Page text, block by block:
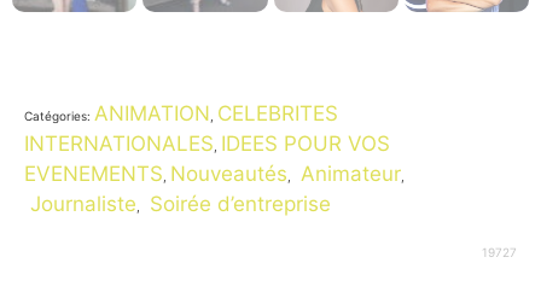
Catégories: ANIMATION CELEBRITES
INTERNATIONALES IDEES POUR VOS
EVENEMENTS Nouveautés Animateur
Journaliste Soirée d’entreprise
19727